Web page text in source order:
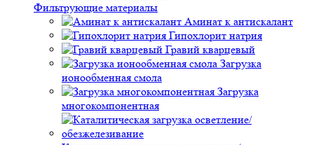
Фильтрующие материалы
Аминат к антискалант
Гипохлорит натрия
Гравий кварцевый
Загрузка
ионообменная смола
Загрузка
многокомпонентная